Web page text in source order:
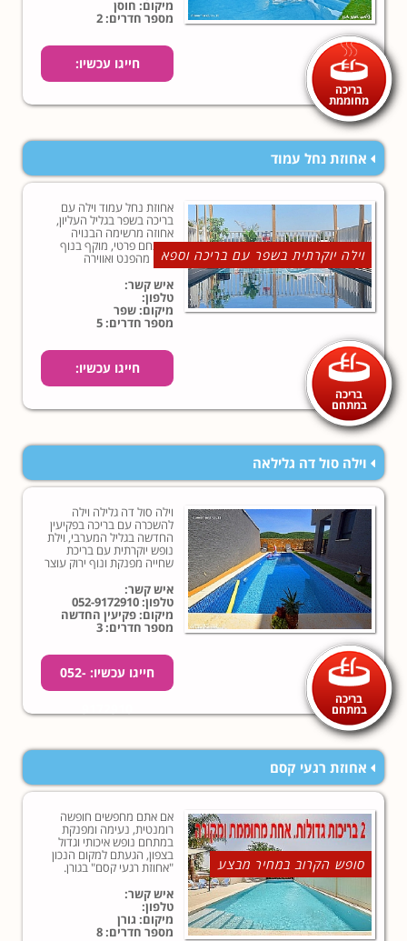
בריכה
מחוממת
מיקום: חוסן
מספר חדרים: 2
חייגו עכשיו:
אחוזת נחל עמוד
וילה יוקרתית בשפר עם בריכה וספא
בריכה
במתחם
אחוזת נחל עמוד וילה עם
בריכה בשפר בגליל העליון,
אחוזה מרשימה הבנויה
במתחם פרטי, מוקף בנוף
הררי מהפנט ואווירה
פסטורלית, במיקום הכי קסום
בצפון הארץ...
איש קשר:
טלפון:
מיקום: שפר
מספר חדרים: 5
חייגו עכשיו:
וילה סול דה גלילאה
בריכה
במתחם
וילה סול דה גלילה וילה
להשכרה עם בריכה בפקיעין
החדשה בגליל המערבי, וילת
נופש יוקרתית עם בריכת
שחייה מפנקת ונוף ירוק עוצר
איש קשר:
טלפון:052-9172910
מיקום: פקיעין החדשה
מספר חדרים: 3
חייגו עכשיו: 052-
אחוזת רגעי קסם
סופש הקרוב במחיר מבצע
אם אתם מחפשים חופשה
רומנטית, נעימה ומפנקת
במתחם נופש איכותי וגדול
בצפון, הגעתם למקום הנכון
"אחוזת רגעי קסם" בגורן.
איש קשר:
טלפון:
מיקום: גורן
מספר חדרים: 8